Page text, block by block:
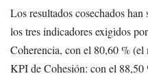
Los resultados cosechados han
los tres indicadores exigidos
Coherencia, con el 80,60 %
KPI de Cohesión: con el